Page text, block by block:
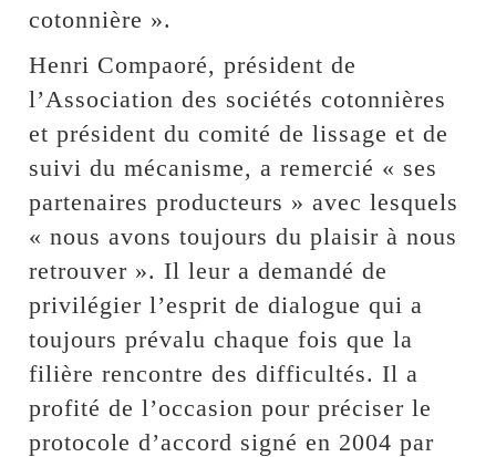
cotonnière ».
Henri Compaoré, président de
l’Association des sociétés cotonnières
et président du comité de lissage et de
suivi du mécanisme, a remercié « ses
partenaires producteurs » avec lesquels
« nous avons toujours du plaisir à nous
retrouver ». Il leur a demandé de
privilégier l’esprit de dialogue qui a
toujours prévalu chaque fois que la
filière rencontre des difficultés. Il a
profité de l’occasion pour préciser le
protocole d’accord signé en 2004 par